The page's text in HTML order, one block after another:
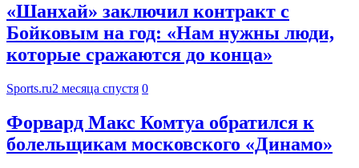
«Шанхай» заключил контракт с
Бойковым на год: «Нам нужны люди,
которые сражаются до конца»
Sports.ru2 месяца спустя 0
Форвард Макс Комтуа обратился к
болельщикам московского «Динамо»